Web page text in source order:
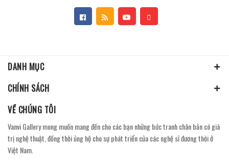
DANH MỤC
CHÍNH SÁCH
VỀ CHÚNG TÔI
Vanvi Gallery mong muốn mang đến cho các bạn những bức tranh chân bản có giá
trị nghệ thuật, đồng thời ủng hộ cho sự phát triển của các nghệ sĩ đương thời ở
Việt Nam.